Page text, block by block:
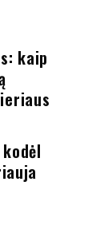
kaip